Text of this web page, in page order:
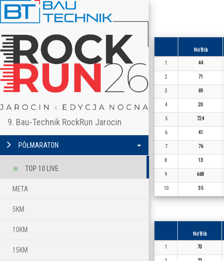
9. Bau-Technik RockRun Jarocin
PÓŁMARATON
TOP 10 LIVE
META
5KM
10KM
15KM
Nr/Bib
1 44
2 71
3 69
4 20
5 724
6 41
7 76
8 13
9 668
10 35
Nr/Bib
1 70